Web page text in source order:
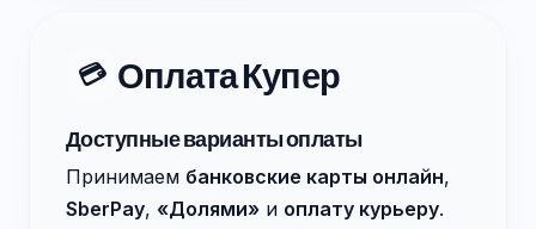
💳 Оплата Купер
Доступные варианты оплаты
Принимаем банковские карты онлайн,
SberPay, «Долями» и оплату курьеру.